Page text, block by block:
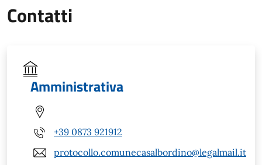
Contatti
Amministrativa
+39 0873 921912
protocollo.comunecasalbordino@legalmail.it